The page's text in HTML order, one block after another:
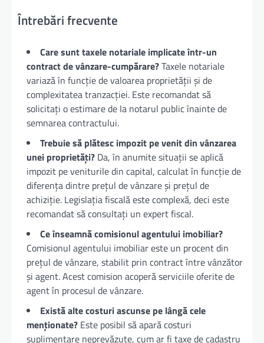
Întrebări frecvente
Care sunt taxele notariale implicate într-un
contract de vânzare-cumpărare?Taxele notariale
variază în funcție de valoarea proprietății și de
complexitatea tranzacției. Este recomandat să
solicitați o estimare de la notarul public înainte de
semnarea contractului.
Trebuie să plătesc impozit pe venit din vânzarea
unei proprietăți? Da, în anumite situații se aplică
impozit pe veniturile din capital, calculat în funcție de
diferența dintre prețul de vânzare și prețul de
achiziție. Legislația fiscală este complexă, deci este
recomandat să consultați un expert fiscal.
Ce înseamnă comisionul agentului imobiliar?
Comisionul agentului imobiliar este un procent din
prețul de vânzare, stabilit prin contract între vânzător
și agent. Acest comision acoperă serviciile oferite de
agent în procesul de vânzare.
Există alte costuri ascunse pe lângă cele
menționate? Este posibil să apară costuri
suplimentare neprevăzute, cum ar fi taxe de cadastru